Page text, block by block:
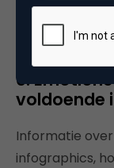
opmerkelijk
worden ze
6:
voldoende
Informatie
infographics,